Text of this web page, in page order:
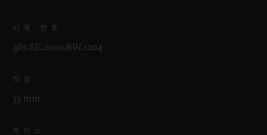
시계 번호
485.SE.2010.RW.1204
직경
33 mm
케이스